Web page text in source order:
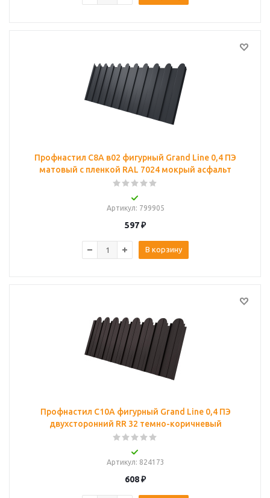
Профнастил С8A в02 фигурный Grand Line 0,4 ПЭ
матовый с пленкой RAL 7024 мокрый асфальт
Артикул: 799905
597₽
В корзину
Профнастил C10A фигурный Grand Line 0,4 ПЭ
двухсторонний RR 32 темно-коричневый
Артикул: 824173
608₽